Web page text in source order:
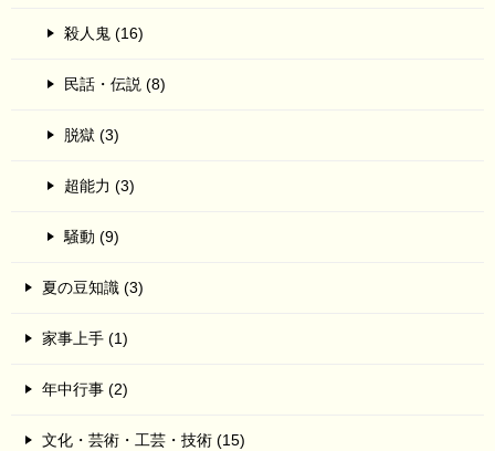
殺人鬼 (16)
民話・伝説 (8)
脱獄 (3)
超能力 (3)
騒動 (9)
夏の豆知識 (3)
家事上手 (1)
年中行事 (2)
文化・芸術・工芸・技術 (15)